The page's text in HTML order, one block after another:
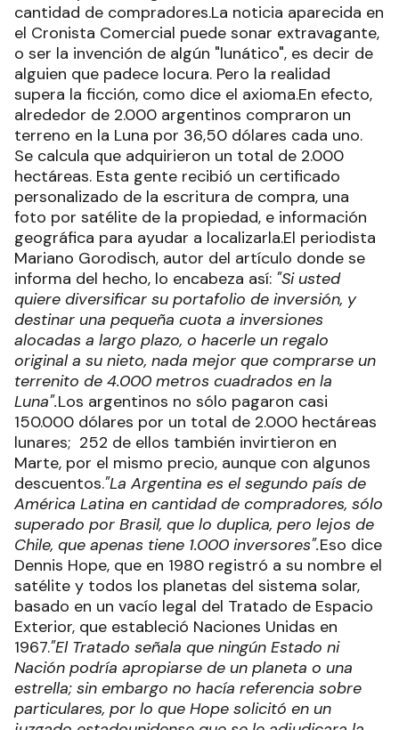
cantidad de compradores.La noticia aparecida en
el Cronista Comercial puede sonar extravagante,
o ser la invención de algún "lunático", es decir de
alguien que padece locura. Pero la realidad
supera la ficción, como dice el axioma.En efecto,
alrededor de 2.000 argentinos compraron un
terreno en la Luna por 36,50 dólares cada uno.
Se calcula que adquirieron un total de 2.000
hectáreas. Esta gente recibió un certificado
personalizado de la escritura de compra, una
foto por satélite de la propiedad, e información
geográfica para ayudar a localizarla.El periodista
Mariano Gorodisch, autor del artículo donde se
informa del hecho, lo encabeza así: "Si usted
quiere diversificar su portafolio de inversión, y
destinar una pequeña cuota a inversiones
alocadas a largo plazo, o hacerle un regalo
original a su nieto, nada mejor que comprarse un
terrenito de 4.000 metros cuadrados en la
Luna".Los argentinos no sólo pagaron casi
150.000 dólares por un total de 2.000 hectáreas
lunares; 252 de ellos también invirtieron en
Marte, por el mismo precio, aunque con algunos
descuentos."La Argentina es el segundo país de
América Latina en cantidad de compradores, sólo
superado por Brasil, que lo duplica, pero lejos de
Chile, que apenas tiene 1.000 inversores".Eso dice
Dennis Hope, que en 1980 registró a su nombre el
satélite y todos los planetas del sistema solar,
basado en un vacío legal del Tratado de Espacio
Exterior, que estableció Naciones Unidas en
1967."El Tratado señala que ningún Estado ni
Nación podría apropiarse de un planeta o una
estrella; sin embargo no hacía referencia sobre
particulares, por lo que Hope solicitó en un